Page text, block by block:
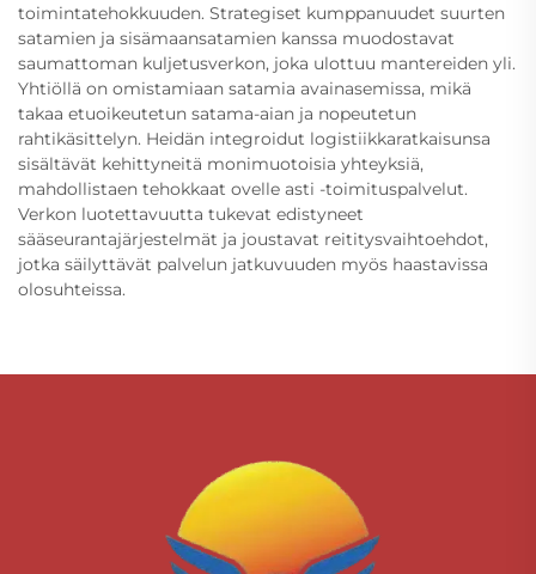
toimintatehokkuuden. Strategiset kumppanuudet suurten
satamien ja sisämaansatamien kanssa muodostavat
saumattoman kuljetusverkon, joka ulottuu mantereiden yli.
Yhtiöllä on omistamiaan satamia avainasemissa, mikä
takaa etuoikeutetun satama-aian ja nopeutetun
rahtikäsittelyn. Heidän integroidut logistiikkaratkaisunsa
sisältävät kehittyneitä monimuotoisia yhteyksiä,
mahdollistaen tehokkaat ovelle asti -toimituspalvelut.
Verkon luotettavuutta tukevat edistyneet
sääseurantajärjestelmät ja joustavat reititysvaihtoehdot,
jotka säilyttävät palvelun jatkuvuuden myös haastavissa
olosuhteissa.